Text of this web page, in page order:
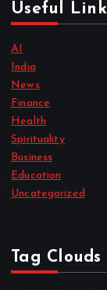
Useful
AI
India
News
Finance
Health
Spirituality
Business
Education
Uncategorized
Tag Clouds